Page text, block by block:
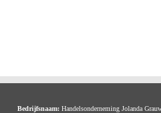
Bedrijfsnaam:Handelsonderneming Jolanda